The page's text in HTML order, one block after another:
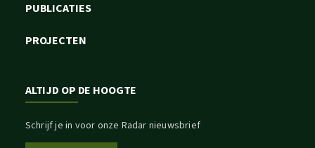
PUBLICATIES
PROJECTEN
ALTIJD OP DE HOOGTE
Schrijf je in voor onze Radar nieuwsbrief